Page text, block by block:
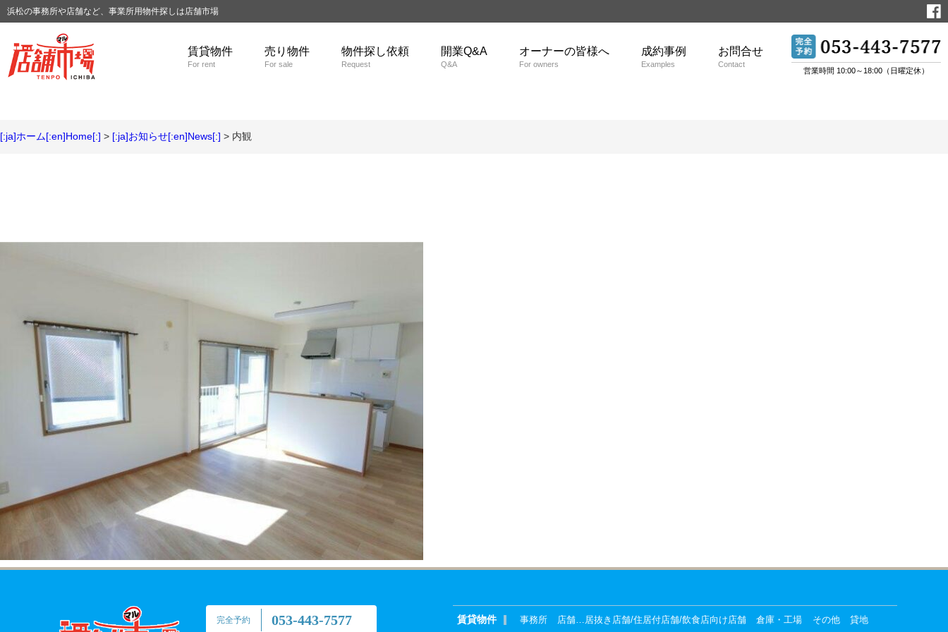
浜松の事務所や店舗など、事業所用物件探しは店舗市場
賃貸物件
For rent
売り物件
For sale
物件探し依頼
Request
開業Q&A
Q&A
オーナーの皆様へ
For owners
成約事例
Examples
お問合せ
Contact
営業時間 10:00～18:00（日曜定休）
[:ja]ホーム[:en]Home[:] > [:ja]お知らせ[:en]News[:] > 内観
完全予約 053-443-7577 賃貸物件 事務所 店舗…居抜き店舗/住居付店舗/飲食店向け店舗 倉庫・工場 その他 貸地